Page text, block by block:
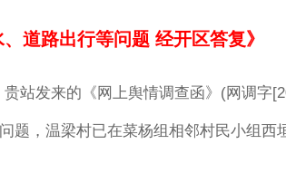
道路出行等问题 经开区答复》
站发来的《网上舆情调查函》(网调字
题，温梁村已在菜杨组相邻村民小组西